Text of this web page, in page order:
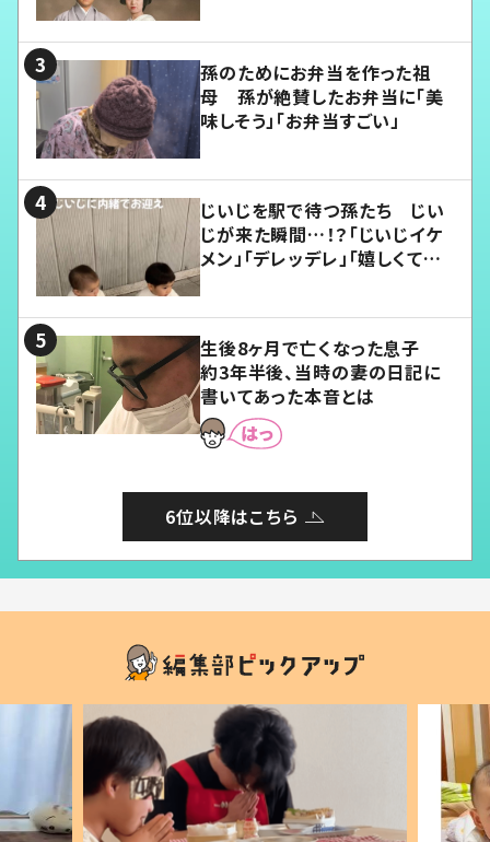
孫のためにお弁当を作った祖
母 孫が絶賛したお弁当に「美
味しそう」「お弁当すごい」
じいじを駅で待つ孫たち じい
じが来た瞬間…！？「じいじイケ
メン」「デレッデレ」「嬉しくて可
生後8ヶ月で亡くなった息子
約3年半後、当時の妻の日記に
書いてあった本音とは
6位以降はこちら